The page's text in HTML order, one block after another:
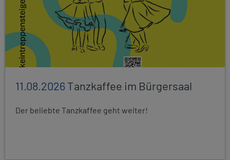
11.08.2026Tanzkaffee im Bürgersaal
Der beliebte Tanzkaffee geht weiter!